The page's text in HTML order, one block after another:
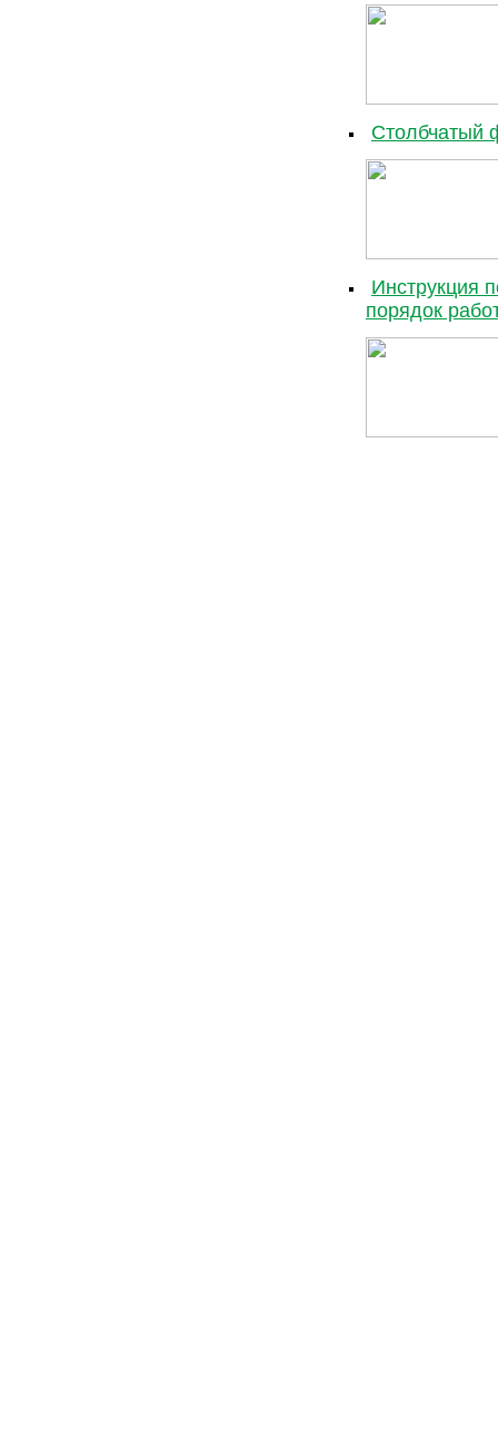
Столбчатый
Инструкция
порядок